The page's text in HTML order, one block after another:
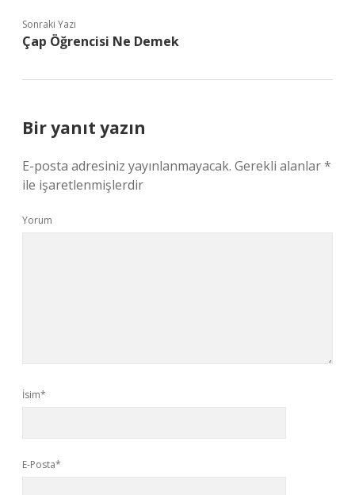
Sonraki Yazı
Çap Öğrencisi Ne Demek
Bir yanıt yazın
E-posta adresiniz yayınlanmayacak. Gerekli alanlar*
ile işaretlenmişlerdir
Yorum
İsim*
E-Posta*